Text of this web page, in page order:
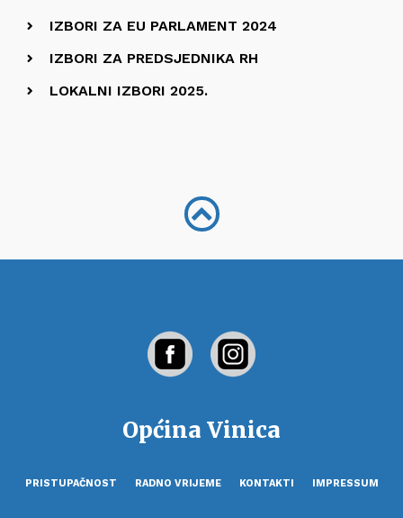
IZBORI ZA EU PARLAMENT 2024
IZBORI ZA PREDSJEDNIKA RH
LOKALNI IZBORI 2025.
Općina Vinica
PRISTUPAČNOST RADNO VRIJEME KONTAKTI IMPRESSUM